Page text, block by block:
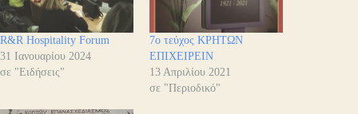
R&R Hospitality Forum
31 Ιανουαρίου 2024
σε "Ειδήσεις"
7ο τεύχος ΚΡΗΤΩΝ
ΕΠΙΧΕΙΡΕΙΝ
13 Απριλίου 2021
σε "Περιοδικό"